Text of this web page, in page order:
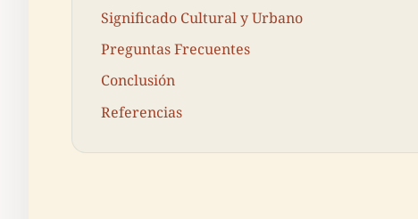
Significado Cultural y Urbano
Preguntas Frecuentes
Conclusión
Referencias